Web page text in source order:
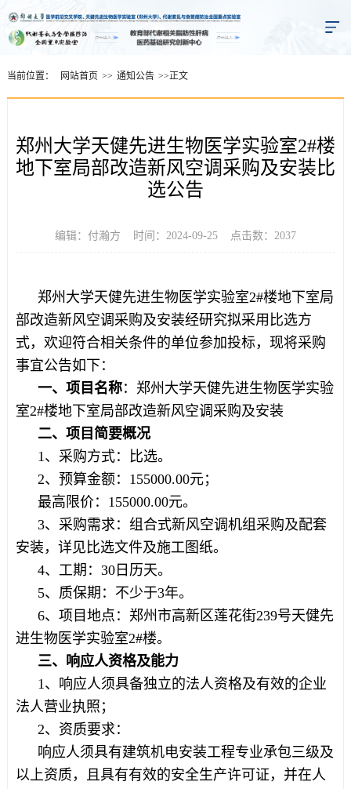
当前位置： 网站首页 >> 通知公告 >>正文
郑州大学天健先进生物医学实验室2#楼
地下室局部改造新风空调采购及安装比
选公告
编辑：付瀚方 时间：2024-09-25 点击数： 2037
郑州大学天健先进生物医学实验室2#楼地下室局
部改造新风空调采购及安装经研究拟采用比选方
式，欢迎符合相关条件的单位参加投标，现将采购
事宜公告如下：
一、项目名称：郑州大学天健先进生物医学实验
室2#楼地下室局部改造新风空调采购及安装
二、项目简要概况
1、采购方式：比选。
2、预算金额：155000.00元；
最高限价：155000.00元。
3、采购需求：组合式新风空调机组采购及配套
安装，详见比选文件及施工图纸。
4、工期：30日历天。
5、质保期：不少于3年。
6、项目地点：郑州市高新区莲花街239号天健先
进生物医学实验室2#楼。
三、响应人资格及能力
1、响应人须具备独立的法人资格及有效的企业
法人营业执照；
2、资质要求：
响应人须具有建筑机电安装工程专业承包三级及
以上资质，且具有有效的安全生产许可证，并在人